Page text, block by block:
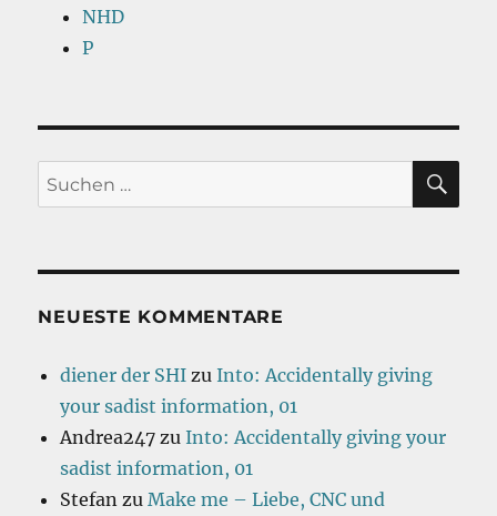
NHD
P
Suchen
nach:
NEUESTE KOMMENTARE
diener der SHI zuInto: Accidentally giving
your sadist information, 01
Andrea247 zuInto: Accidentally giving your
sadist information, 01
Stefan zu Make me – Liebe, CNC und